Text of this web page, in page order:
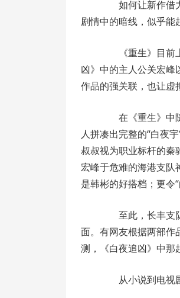
如何让新作借力
剧情中的暗线，似乎能
《重生》目前上
凶》中的主人公关宏峰
作品的强关联，也让虚
在《重生》中随
人拼凑出完整的“白夜
叔叔视为职业标杆的秦
宏峰于危难的海港支队
是韩彬的好搭档；更令
至此，长丰支队
面。有网友根据两部作
测，《白夜追凶》中那
从小说到电视